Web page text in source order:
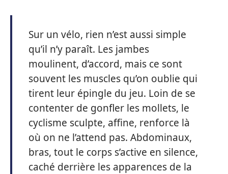
Sur un vélo, rien n’est aussi simple
qu’il n’y paraît. Les jambes
moulinent, d’accord, mais ce sont
souvent les muscles qu’on oublie qui
tirent leur épingle du jeu. Loin de se
contenter de gonfler les mollets, le
cyclisme sculpte, affine, renforce là
où on ne l’attend pas. Abdominaux,
bras, tout le corps s’active en silence,
caché derrière les apparences de la